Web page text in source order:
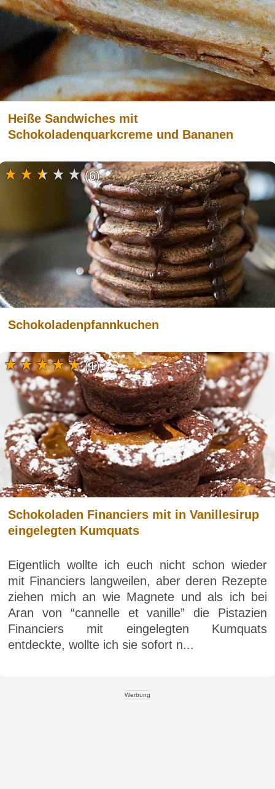
Heiße Sandwiches mit
Schokoladenquarkcreme und Bananen
Schokoladenpfannkuchen
(6)
Schokoladen Financiers mit in Vanillesirup
eingelegten Kumquats
Eigentlich wollte ich euch nicht schon wieder
mit Financiers langweilen, aber deren Rezepte
ziehen mich an wie Magnete und als ich bei
Aran von “cannelle et vanille” die Pistazien
Financiers mit eingelegten Kumquats
entdeckte, wollte ich sie sofort n...
(1)
Werbung